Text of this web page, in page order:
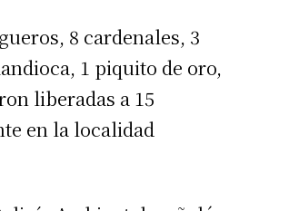
8 cardenales, 3
1 piquito de oro,
liberadas a 15
en la localidad